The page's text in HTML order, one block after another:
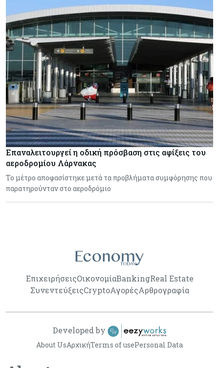
Επαναλειτουργεί η οδική πρόσβαση στις αφίξεις του
αεροδρομίου Λάρνακας
Το μέτρο αποφασίστηκε μετά τα προβλήματα συμφόρησης που
παρατηρούνταν στο αεροδρόμιο
ΕπιχειρήσειςΟικονομίαBankingReal Estate
ΣυνεντεύξειςCryptoΑγορέςΑρθρογραφία
About UsΑρχικήTerms of usePersonal Data
Developed by